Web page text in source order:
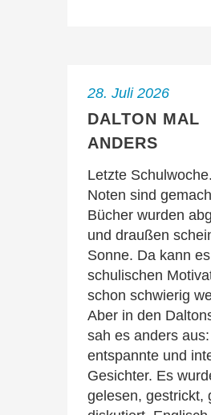
28. Juli 2026
DALTON MAL
ANDERS
Letzte
Noten sind
Bücher wurden
und draußen
Sonne. Da kann
schulischen
schon schwierig
Aber in den
sah es anders
entspannte und
Gesichter. Es
gelesen, gestrickt,